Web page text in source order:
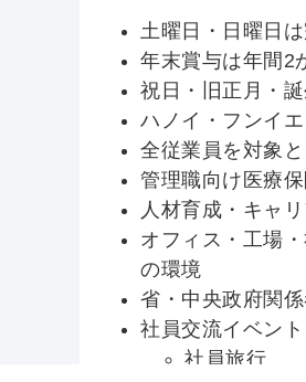
土曜日・日曜日
年末賞与は年間2
祝日・旧正月・
ハノイ・フンイ
全従業員を対象
管理職向け医療
人材育成・キャ
オフィス・工場
の環境
省・中央政府関
社員交流イベント
社員旅行